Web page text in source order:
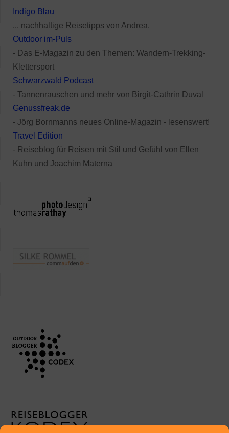
Indigo Blau
... nachhaltige Reisetipps von Andrea.
Outdoor im-Puls
- Das E-Magazin zu den Themen: Wandern-Trekking-
Klettersport
Schwarzwald Podcast
- Tannenrauschen und mehr von Birgit-Cathrin Duval
Genussfreak.de
- Jörg Bornmanns neues Online-Magazin - lesenswert!
Travel Edition
- Reiseblog für Reisen mit Stil und Gefühl von Ellen
Kuhn und Joachim Materna